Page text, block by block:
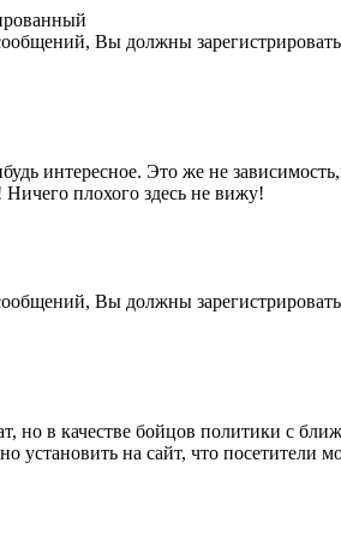
Вы должны
интересное. Это же не
Ничего плохого здесь не вижу!
Вы должны
но в качестве бойцов политики с
установить на сайт, что посетители